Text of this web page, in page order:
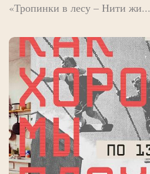
«Тропинки в лесу – Нити жи...